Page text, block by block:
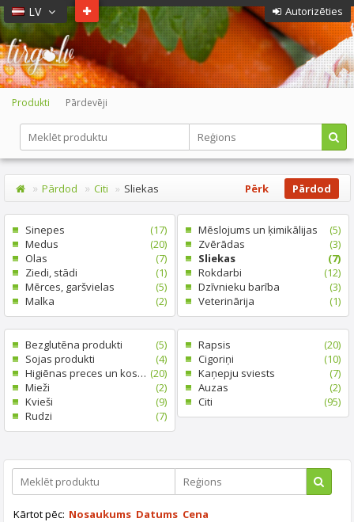
Autorizēties
LV
Produkti Pārdevēji
Pārdod Citi Sliekas Pārdod
Pērk
Sinepes
(17)
Medus
(20)
Olas
(7)
Ziedi, stādi
(1)
Mērces, garšvielas
(5)
Malka
(2)
Mēslojums un ķimikālijas
(5)
Zvērādas
(3)
Sliekas
(7)
Rokdarbi
(12)
Dzīvnieku barība
(3)
Veterinārija
(1)
Bezglutēna produkti
(5)
Sojas produkti
(4)
Higiēnas preces un kosmētika (20)
Mieži
(2)
Kvieši
(9)
Rudzi
(7)
Rapsis
(20)
Cigoriņi
(10)
Kaņepju sviests
(7)
Auzas
(2)
Citi
(95)
Kārtot pēc: Nosaukums Datums Cena